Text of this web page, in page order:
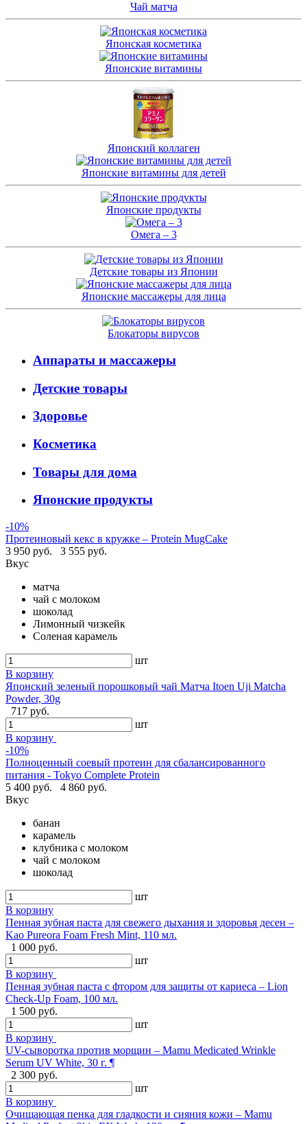
Чай матча
Японская косметика
Японские витамины
Японский коллаген
Японские витамины для детей
Японские продукты
Омега – 3
Детские товары из Японии
Японские массажеры для лица
Блокаторы вирусов
Аппараты и массажеры
Детские товары
Здоровье
Косметика
Товары для дома
Японские продукты
-10%
Протеиновый кекс в кружке – Protein MugCake
3 950 руб.
3 555 руб.
Вкус
матча
чай с молоком
шоколад
Лимонный чизкейк
Соленая карамель
шт
В корзину
Японский зеленый порошковый чай Матча Itoen Uji Matcha
Powder, 30g
717 руб.
шт
В корзину
-10%
Полноценный соевый протеин для сбалансированного
питания - Tokyo Complete Protein
5 400 руб.
4 860 руб.
Вкус
банан
карамель
клубника с молоком
чай с молоком
шоколад
шт
В корзину
Пенная зубная паста для свежего дыхания и здоровья десен –
Kao Pureora Foam Fresh Mint, 110 мл.
1 000 руб.
шт
В корзину
Пенная зубная паста с фтором для защиты от кариеса – Lion
Check-Up Foam, 100 мл.
1 500 руб.
шт
В корзину
UV-сыворотка против морщин – Mamu Medicated Wrinkle
Serum UV White, 30 г. ¶
2 300 руб.
шт
В корзину
Очищающая пенка для гладкости и сияния кожи – Mamu